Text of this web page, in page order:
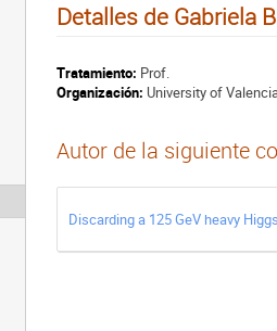
Detalles de Gabriela
Tratamiento: Prof.
Organización: University of
Autor de la siguiente
Discarding a 125 GeV heavy